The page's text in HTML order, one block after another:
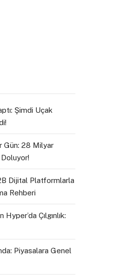
Şimdi Uçak
Gün: 28 Milyar
Dijital Platformlarla
Rehberi
Çılgınlık:
Piyasalara Genel